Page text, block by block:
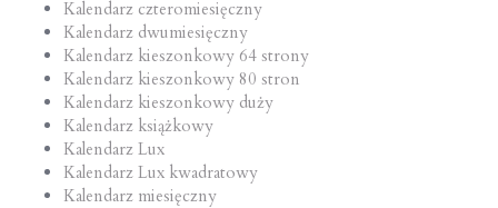
Kalendarz czteromiesięczny
Kalendarz dwumiesięczny
Kalendarz kieszonkowy 64 strony
Kalendarz kieszonkowy 80 stron
Kalendarz kieszonkowy duży
Kalendarz książkowy
Kalendarz Lux
Kalendarz Lux kwadratowy
Kalendarz miesięczny